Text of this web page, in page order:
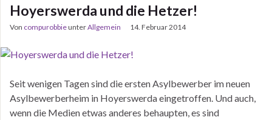
Hoyerswerda und die Hetzer!
Von compurobbieunterAllgemein 14. Februar 2014
Seit wenigen Tagen sind die ersten Asylbewerber im neuen
Asylbewerberheim in Hoyerswerda eingetroffen. Und auch,
wenn die Medien etwas anderes behaupten, es sind